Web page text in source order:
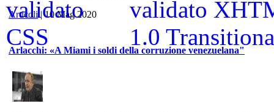
Articoli| 10 Mag 2020
Arlacchi: «A Miami i soldi della corruzione venezuelana"